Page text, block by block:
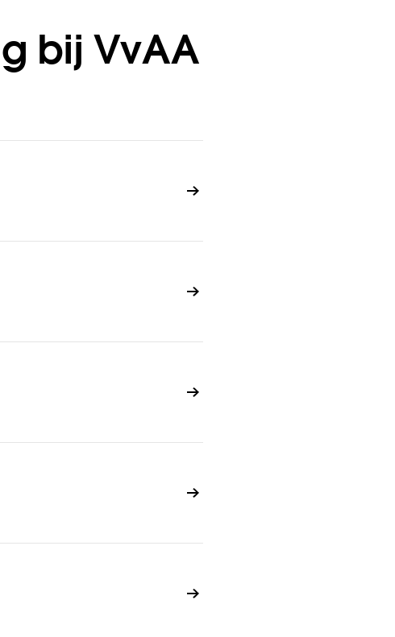
bij VvAA